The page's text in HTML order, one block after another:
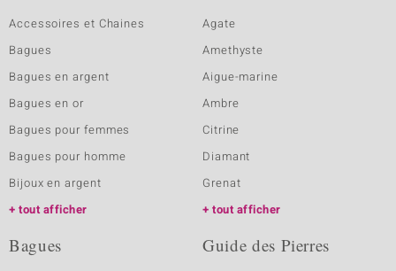
Accessoires et Chaines
Bagues
Bagues en argent
Bagues en or
Bagues pour femmes
Bagues pour homme
Bijoux en argent
tout afficher
Agate
Amethyste
Aigue-marine
Ambre
Citrine
Diamant
Grenat
tout afficher
Bagues Guide des Pierres